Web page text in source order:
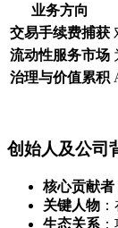
业务方向
交易手续费捕获
流动性服务市场
治理与价值累积
创始人及公司
核心贡献者
关键人物
生态关系